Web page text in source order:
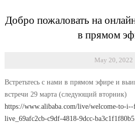
Добро пожаловать на
в прямом
May 20, 2022
Встретьтесь с нами в прямом эфире и
встречи 29 марта (следующий вторник)
https://www.alibaba.com/live/welcome-to-
live_69afc2cb-c9df-4818-9dcc-